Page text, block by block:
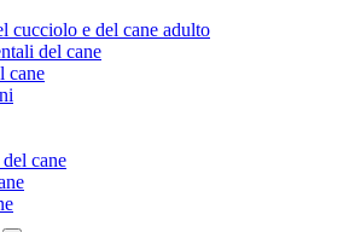
cucciolo e del cane adulto
del cane
cane
cane